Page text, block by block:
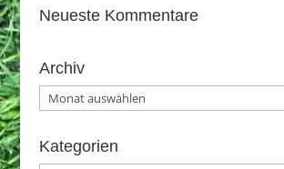
Neueste Kommentare
Archiv
Archiv
Kategorien